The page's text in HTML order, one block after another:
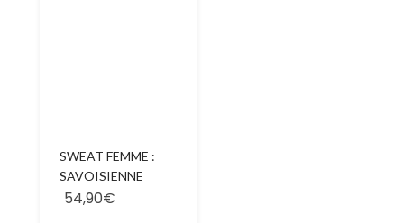
SWEAT FEMME :
SAVOISIENNE
54,90€